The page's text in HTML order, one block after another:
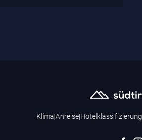
Klima|Anreise|Hotelklassifizierung